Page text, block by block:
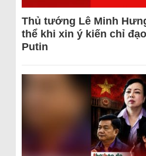
Thủ tướng Lê Minh
thể khi xin ý kiến chỉ
Putin